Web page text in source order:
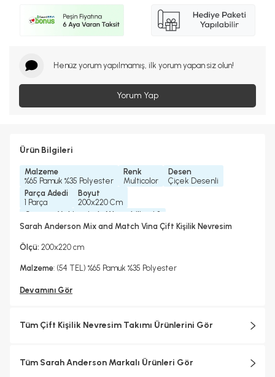
Henüz yorum yapılmamış, ilk yorum yapan siz olun!
Yorum Yap
Ürün Bilgileri
Malzeme
%65 Pamuk %35 Polyester
Renk
Multicolor
Desen
Çiçek Desenli
Parça Adedi
1 Parça
Boyut
200x220 Cm
Çamaşır Makinesinde Yıkanabilir mi ?
Evet
Hayır
Hayır
Evet
Sarah Anderson Mix and Match Vina Çift Kişilik Nevresim
Ölçü: 200x220 cm
Malzeme: (54 TEL) %65 Pamuk %35 Polyester
Devamını Gör
Tüm Çift Kişilik Nevresim Takımı Ürünlerini Gör
Tüm Sarah Anderson Markalı Ürünleri Gör